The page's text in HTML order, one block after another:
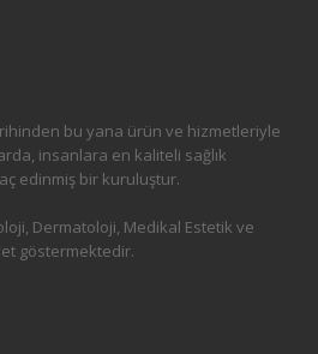
bu yana ürün ve hizmetleriyle
insanlara en kaliteli sağlık
edinmiş bir kuruluştur.
Dermatoloji, Medikal Estetik ve
göstermektedir.